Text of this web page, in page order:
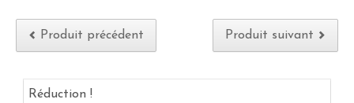
Produit précédent Produit suivant
Réduction !